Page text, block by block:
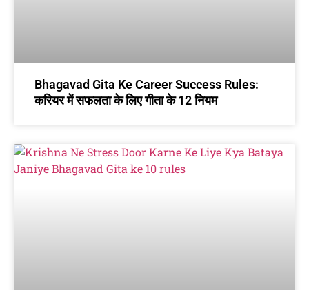
Bhagavad Gita Ke Career Success Rules:
करियर में सफलता के लिए गीता के 12 नियम